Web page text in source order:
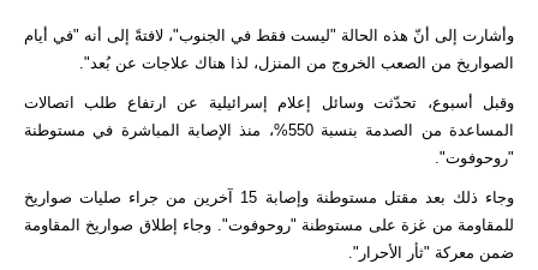
وأشارت إلى أنّ هذه الحالة "ليست فقط في الجنوب"، لافتةً إلى أنه "في أيام
الصواريخ من الصعب الخروج من المنزل، لذا هناك علاجات عن بُعد".
وقبل أسبوع، تحدّثت وسائل إعلام إسرائيلية عن ارتفاع طلب اتصالات
المساعدة من الصدمة بنسبة 550%، منذ الإصابة المباشرة في مستوطنة
"روحوفوت".
وجاء ذلك بعد مقتل مستوطنة وإصابة 15 آخرين من جراء صليات صواريخ
للمقاومة من غزة على مستوطنة "روحوفوت". وجاء إطلاق صواريخ المقاومة
ضمن معركة "ثأر الأحرار".